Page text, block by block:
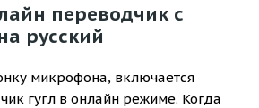
переводчик с
русский
микрофона, включается
гугл в онлайн режиме. Когда